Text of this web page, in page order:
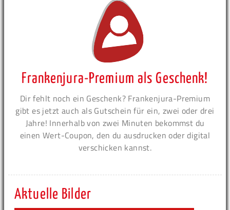
Frankenjura-Premium als Geschenk!
Dir fehlt noch ein Geschenk? Frankenjura-Premium
gibt es jetzt auch als Gutschein für ein, zwei oder drei
Jahre! Innerhalb von zwei Minuten bekommst du
einen Wert-Coupon, den du ausdrucken oder digital
verschicken kannst.
Aktuelle Bilder